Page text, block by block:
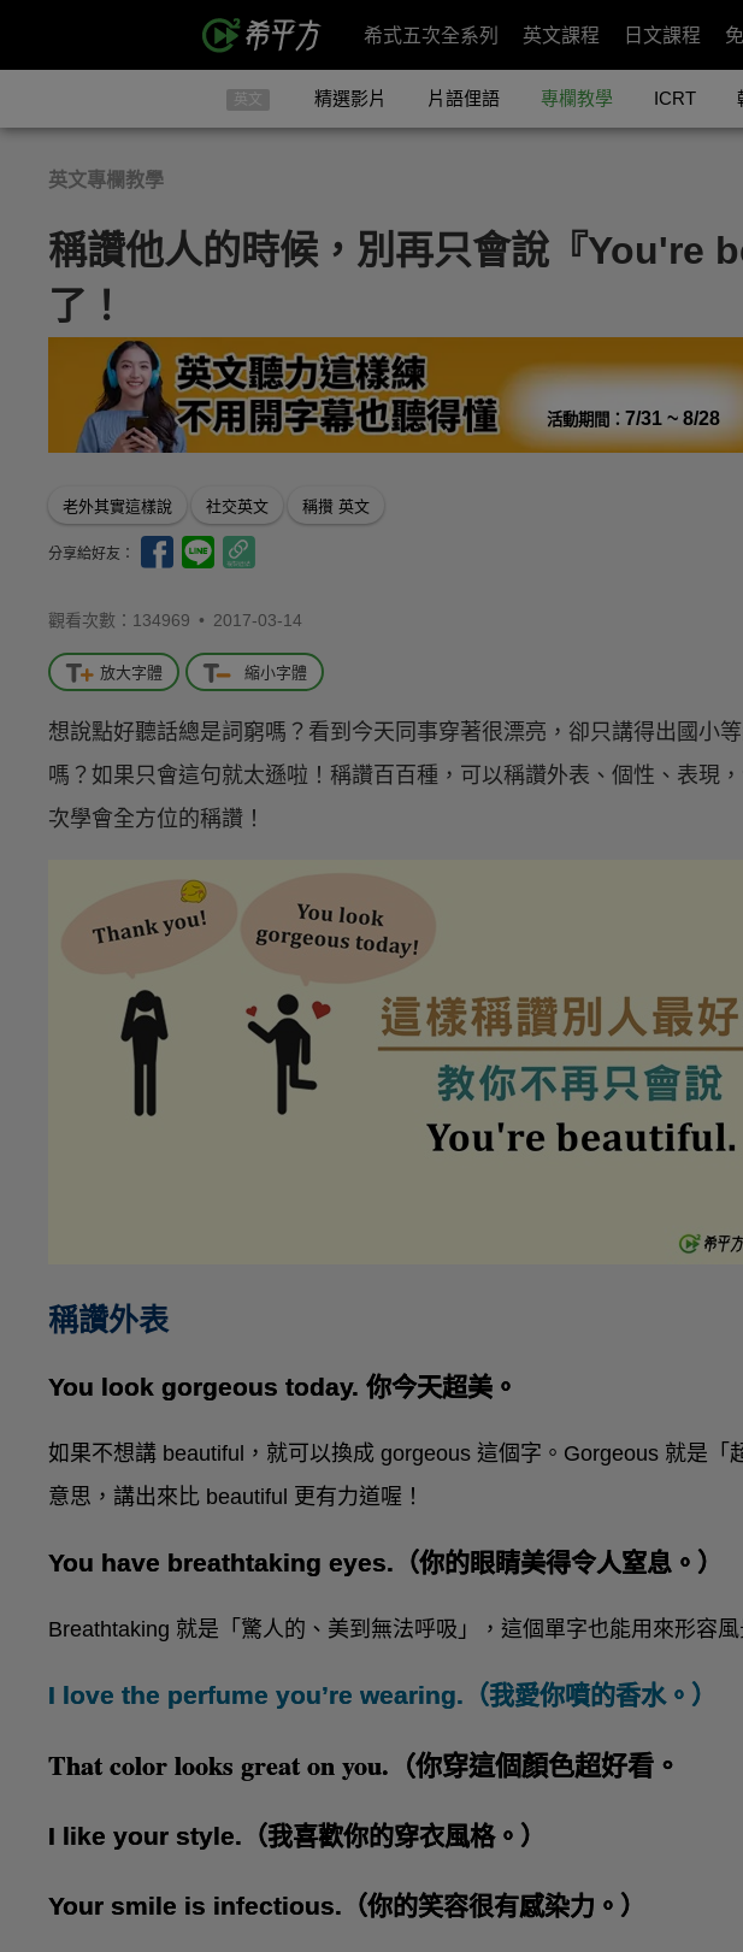
希式五次全系列 英文課程 日文課程
英文 精選影片 片語俚語 專欄教學 ICRT
英文專欄教學
稱讚他人的時候，別再只會說『You're
了！
活動期間： 7/31 ~ 8/28
老外其實這樣說 社交英文 稱攢 英文
分享給好友：
觀看次數：134969 • 2017-03-14
放大字體 縮小字體
想說點好聽話總是詞窮嗎？看到今天同事穿著很漂亮，卻只講得出國小等
嗎？如果只會這句就太遜啦！稱讚百百種，可以稱讚外表、個性、表現
次學會全方位的稱讚！
稱讚外表
You look gorgeous today. 你今天超美。
如果不想講 beautiful，就可以換成 gorgeous 這個字。Gorgeous 就是「
意思，講出來比 beautiful 更有力道喔！
You have breathtaking eyes.（你的眼睛美得令人窒息。）
Breathtaking 就是「驚人的、美到無法呼吸」，這個單字也能用來形容風
I love the perfume you’re wearing.（我愛你噴的香水。）
That color looks great on you.（你穿這個顏色超好看。
I like your style.（我喜歡你的穿衣風格。）
Your smile is infectious.（你的笑容很有感染力。）